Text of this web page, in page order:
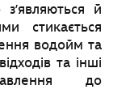
й
стикається
водойм та
та інші
до